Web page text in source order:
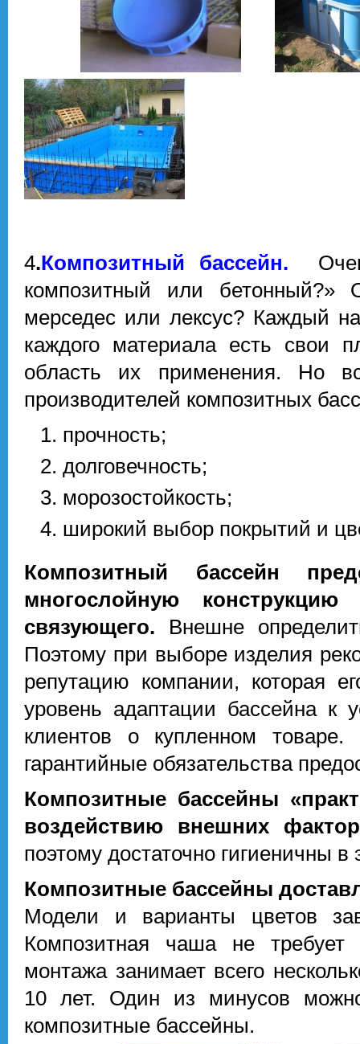
4.Композитный бассейн.
композитный или
мерседес или лексус? Каждый
каждого материала есть свои
область их применения. Но
производителей композитных
прочность;
долговечность;
морозостойкость;
широкий выбор покрытий и
Композитный бассейн
многослойную
связующего. Внешне
Поэтому при выборе изделия
репутацию компании, которая
уровень адаптации бассейна к
клиентов о купленном товаре.
гарантийные обязательства
Композитные бассейны
воздействию внешних
поэтому достаточно гигиеничны в
Композитные бассейны
Модели и варианты цветов
Композитная чаша не требует
монтажа занимает всего
10 лет. Один из минусов
композитные бассейны.